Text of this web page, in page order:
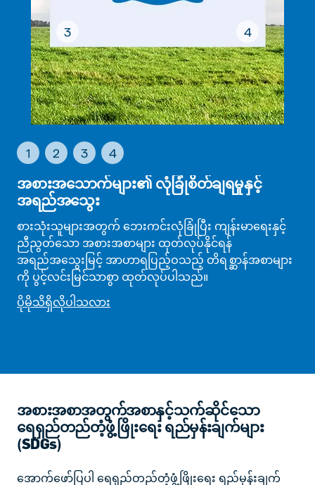
3 4
1 2 3 4
အစားအသောက်များ၏ လုံခြုံစိတ်ချရမှုနှင့်
အရည်အသွေး
စားသုံးသူများအတွက် ဘေးကင်းလုံခြုံပြီး ကျန်းမာရေးနှင့်
ညီညွတ်သော အစားအစာများ ထုတ်လုပ်နိုင်ရန်
အရည်အသွေးမြင့် အာဟာရပြည့်ဝသည့် တိရစ္ဆာန်အစာများ
ကို ပွင့်လင်းမြင်သာစွာ ထုတ်လုပ်ပါသည်။
ပိုမိုသိရှိလိုပါသလား
အစားအစာအတွက်အစာနှင့်သက်ဆိုင်သော
ရေရှည်တည်တံ့ဖွံ့ဖြိုးရေး ရည်မှန်းချက်များ
(SDGs)
အောက်ဖော်ပြပါ ရေရှည်တည်တံ့ဖွံ့ဖြိုးရေး ရည်မှန်းချက်